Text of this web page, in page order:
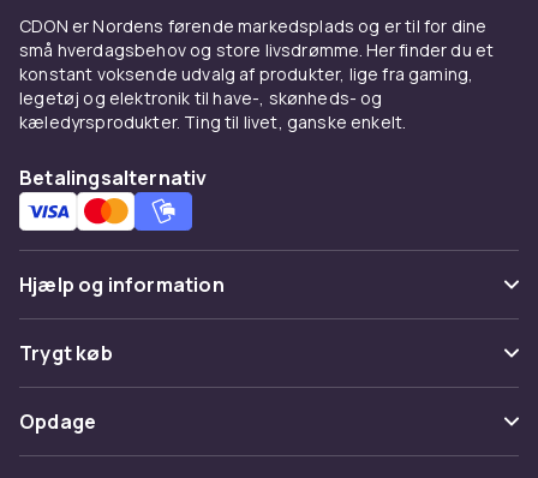
CDON er Nordens førende markedsplads og er til for dine
små hverdagsbehov og store livsdrømme. Her finder du et
konstant voksende udvalg af produkter, lige fra gaming,
legetøj og elektronik til have-, skønheds- og
kæledyrsprodukter. Ting til livet, ganske enkelt.
Betalingsalternativ
Hjælp og information
Ofte stillede spørgsmål
Spor pakke
Fortryd & returner her
Trygt køb
Betaling
Levering
Opdage